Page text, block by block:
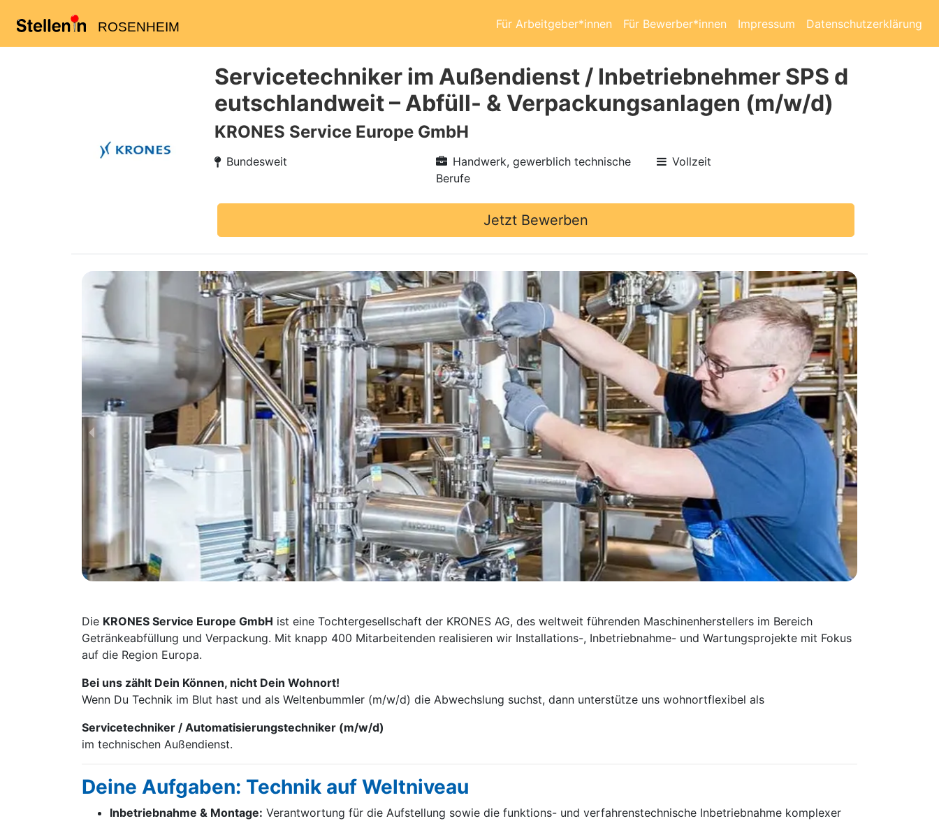
ROSENHEIM Für Arbeitgeber*innen Für Bewerber*innen Impressum Datenschutzerklärung
Servicetechniker im Außendienst / Inbetriebnehmer SPS d
eutschlandweit – Abfüll- & Verpackungsanlagen (m/w/d)
KRONES Service Europe GmbH
Bundesweit
Handwerk, gewerblich technische
Berufe
Vollzeit
Jetzt Bewerben
Die KRONES Service Europe GmbH ist eine Tochter­gesellschaft der KRONES AG, des weltweit führenden Maschinen­herstellers im Bereich
Getränke­abfüllung und Verpackung. Mit knapp 400 Mitarbei­tenden realisieren wir Installations-, Inbetrieb­nahme- und Wartungs­projekte mit Fokus
auf die Region Europa.
Bei uns zählt Dein Können, nicht Dein Wohnort!
Wenn Du Technik im Blut hast und als Weltenbummler (m/w/d) die Abwechslung suchst, dann unterstütze uns wohnortflexibel als
Servicetechniker / Automatisierungstechniker (m/w/d)
im technischen Außendienst.
Deine Aufgaben: Technik auf Weltniveau
Inbetriebnahme & Montage: Verantwortung für die Aufstellung sowie die funktions- und verfahrenstechnische Inbetriebnahme komplexer